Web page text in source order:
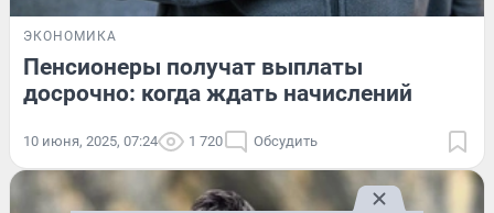
ЭКОНОМИКА
Пенсионеры получат выплаты
досрочно: когда ждать начислений
10 июня, 2025, 07:24 1 720 Обсудить